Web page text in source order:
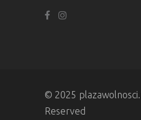
© 2025
Reserved